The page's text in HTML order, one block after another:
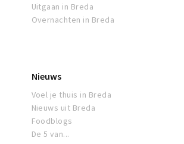
Uitgaan in Breda
Overnachten in Breda
Nieuws
Voel je thuis in Breda
Nieuws uit Breda
Foodblogs
De 5 van...